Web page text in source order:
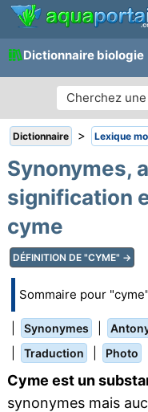
Dictionnaire biologie
Dictionnaire > Lexique
Synonymes,
signification
cyme
DÉFINITION DE "CYME" →
Sommaire pour
Synonymes
Traduction Photo
Cyme est un
synonymes mais